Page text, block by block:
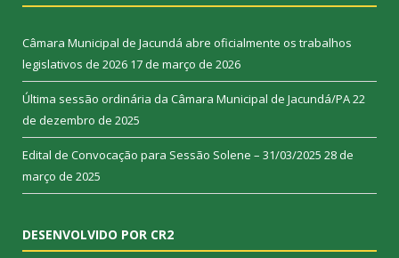
Câmara Municipal de Jacundá abre oficialmente os trabalhos
legislativos de 2026 17 de março de 2026
Última sessão ordinária da Câmara Municipal de Jacundá/PA22
de dezembro de 2025
Edital de Convocação para Sessão Solene – 31/03/2025 28 de
março de 2025
DESENVOLVIDO POR CR2